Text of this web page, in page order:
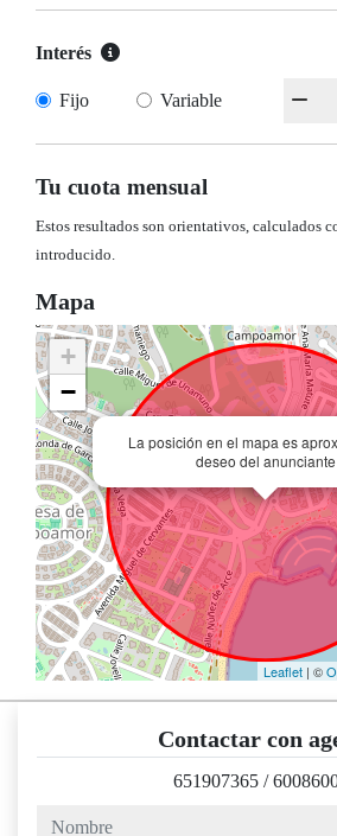
Interés
Fijo Variable
Tu cuota mensual
Estos resultados son orientativos, calculados
introducido.
Mapa
La posición en el mapa es
deseo del anunciante
+
−
Leaflet | ©
Contactar con
651907365 /
nombre